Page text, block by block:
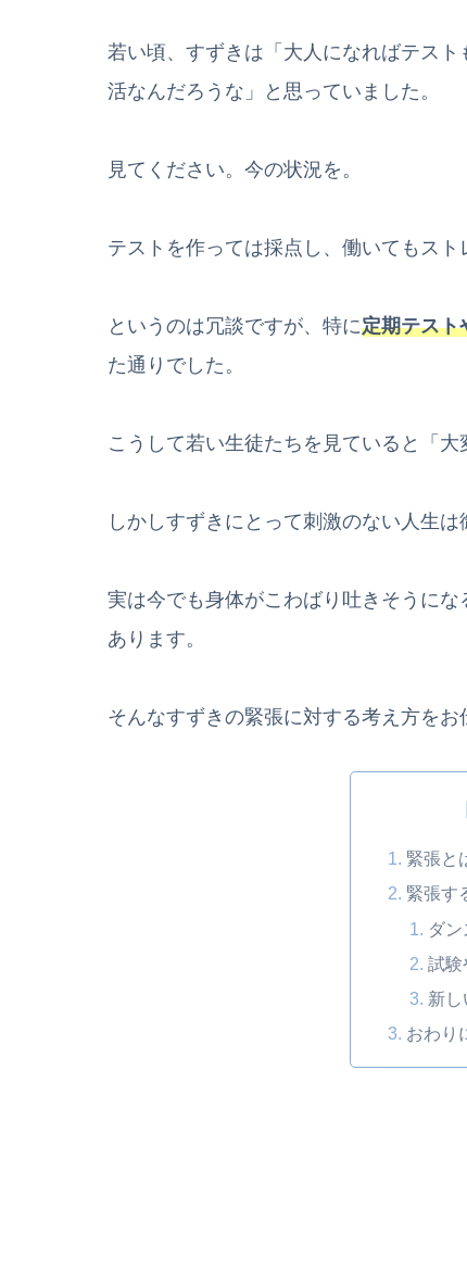
若い頃、すずきは「大人になればテス
活なんだろうな」と思っていました。
見てください。今の状況を。
テストを作っては採点し、働いてもスト
というのは冗談ですが、特に定期テスト
た通りでした。
こうして若い生徒たちを見ていると「
しかしすずきにとって刺激のない人生は
実は今でも身体がこわばり吐きそうに
あります。
そんなすずきの緊張に対する考え方をお
緊張と
緊張す
ダン
試験
新し
おわり